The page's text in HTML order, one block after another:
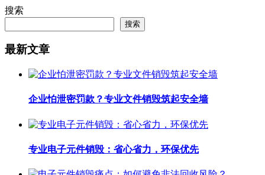
搜索
搜索
最新文章
企业怕泄密罚款？专业文件销毁筑起安全墙
专业电子元件销毁：省心省力，环保优先